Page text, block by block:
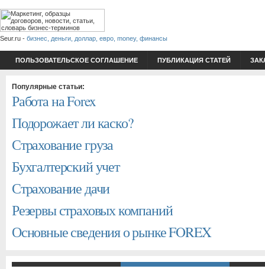
Seur.ru - бизнес, деньги, доллар, евро, money, финансы
ПОЛЬЗОВАТЕЛЬСКОЕ СОГЛАШЕНИЕ ПУБЛИКАЦИЯ СТАТЕЙ
Популярные статьи:
Работа на Forex
Подорожает ли каско?
Страхование груза
Бухгалтерский учет
Страхование дачи
Резервы страховых компаний
Основные сведения о рынке FOREX